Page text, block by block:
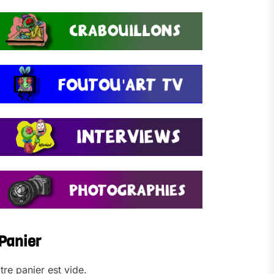
panier est vide.